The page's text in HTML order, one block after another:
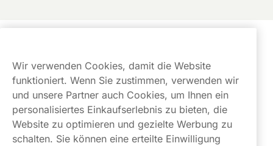
Links
Über uns
Wir verwenden Cookies, damit die Website
funktioniert. Wenn Sie zustimmen, verwenden wir
und unsere Partner auch Cookies, um Ihnen ein
personalisiertes Einkaufserlebnis zu bieten, die
Website zu optimieren und gezielte Werbung zu
schalten. Sie können eine erteilte Einwilligung